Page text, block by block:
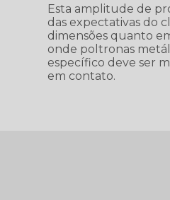
Esta amplitude de
das expectativas do
dimensões quanto
onde poltronas
específico deve ser
em contato.